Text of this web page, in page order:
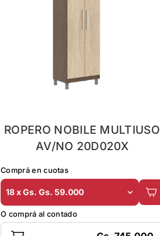
ROPERO NOBILE MULTIUSO
AV/NO 20D020X
Comprá en cuotas
18 x Gs. Gs. 59.000
O comprá al contado